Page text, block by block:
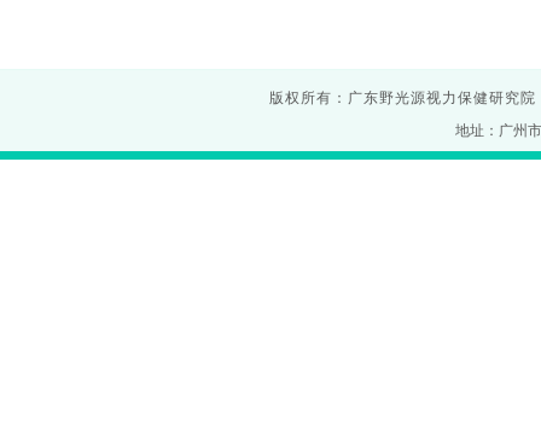
版权所有：广东野光源视力保健研究院
地址：广州